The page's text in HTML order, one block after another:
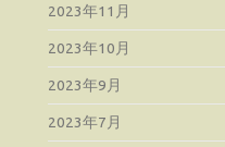
2023年11月
2023年10月
2023年9月
2023年7月